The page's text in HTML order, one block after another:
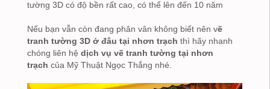
tường 3D có độ bền rất cao, có thể lên đến 10 năm
Nếu bạn vẫn còn đang phân vân không biết nên vẽ
tranh tường 3D ở đâu tại nhơn trạch thì hãy nhanh
chóng liên hệ dịch vụ vẽ tranh tường tại nhơn
trạch của Mỹ Thuật Ngọc Thắng nhé.